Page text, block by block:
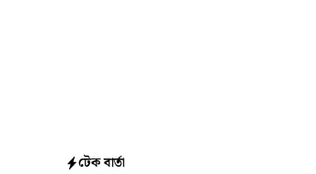
টেক বার্তা